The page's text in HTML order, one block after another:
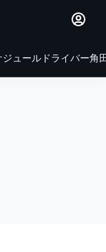
ジュール ドライバー角